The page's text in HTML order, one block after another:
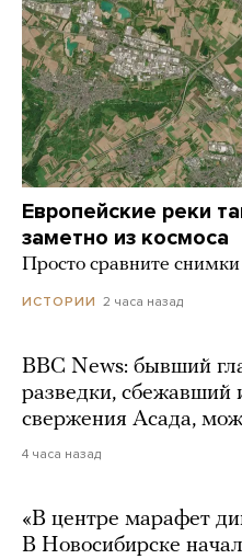
Европейские реки
заметно из космоса
Просто сравните
ИСТОРИИ 2 часа назад
BBC News: бывший
разведки, сбежавший
свержения Асада,
4 часа назад
«В центре марафет
В Новосибирске